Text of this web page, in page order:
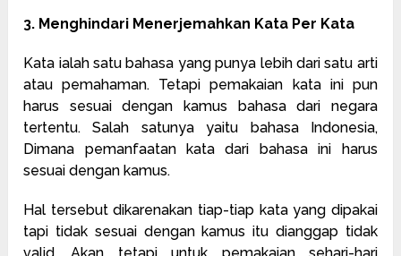
3. Menghindari Menerjemahkan Kata Per Kata
Kata ialah satu bahasa yang punya lebih dari satu arti
atau pemahaman. Tetapi pemakaian kata ini pun
harus sesuai dengan kamus bahasa dari negara
tertentu. Salah satunya yaitu bahasa Indonesia,
Dimana pemanfaatan kata dari bahasa ini harus
sesuai dengan kamus.
Hal tersebut dikarenakan tiap-tiap kata yang dipakai
tapi tidak sesuai dengan kamus itu dianggap tidak